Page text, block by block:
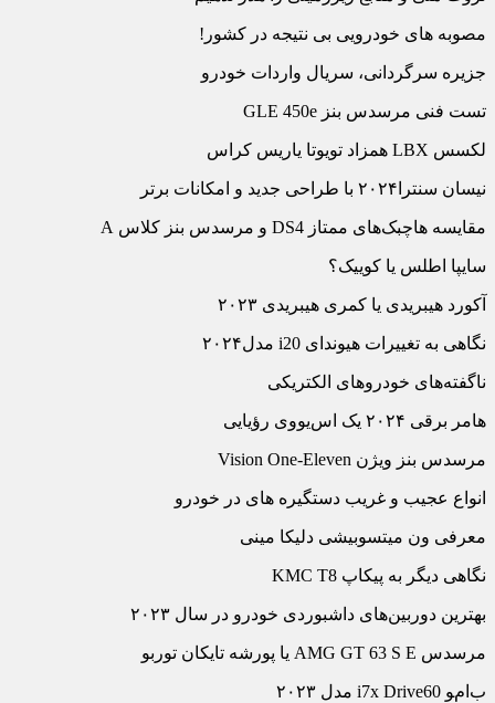
مصوبه های خودرویی بی نتیجه در کشور!
جزیره سرگردانی، سریال واردات خودرو
تست فنی مرسدس بنز GLE 450e
لکسس LBX همزاد تویوتا یاریس کراس
نیسان سنترا۲۰۲۴ با طراحی جدید و امکانات برتر
مقایسه هاچ‏بک‌‏های ممتاز DS4 و مرسدس بنز کلاس A
سایپا اطلس یا کوییک؟
آکورد هیبریدی یا کمری هیبریدی ۲۰۲۳
نگاهی به تغییرات هیوندای i20 مدل۲۰۲۴
ناگفته‏‌های خودروهای الکتریکی
هامر برقی ۲۰۲۴ یک اس‌‏یووی رؤیایی
مرسدس بنز ویژن Vision One-Eleven
انواع عجیب و غریب دستگیره های در خودرو
معرفی ون میتسوبیشی دلیکا مینی
نگاهی دیگر به پیکاپ KMC T8
بهترین دوربین‏‌های داشبوردی خودرو در سال ۲۰۲۳
مرسدس AMG GT 63 S E یا پورشه تایکان توربو
ب‏‌ام‏‌‍و i7x Drive60 مدل ۲۰۲۳